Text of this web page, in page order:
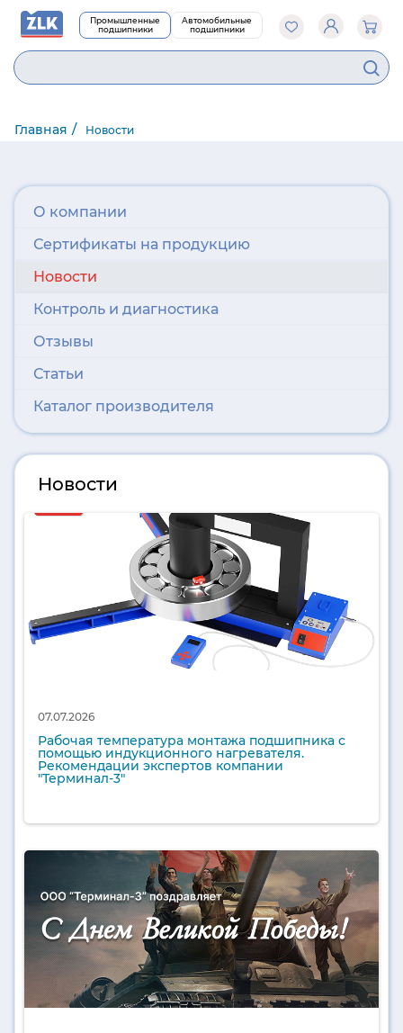
Промышленные
подшипники
Автомобильные
подшипники
Главная Новости
О компании
Сертификаты на продукцию
Новости
Контроль и диагностика
Отзывы
Статьи
Каталог производителя
Новости
07.07.2026
Рабочая температура монтажа подшипника с
помощью индукционного нагревателя.
Рекомендации экспертов компании
"Терминал-3"